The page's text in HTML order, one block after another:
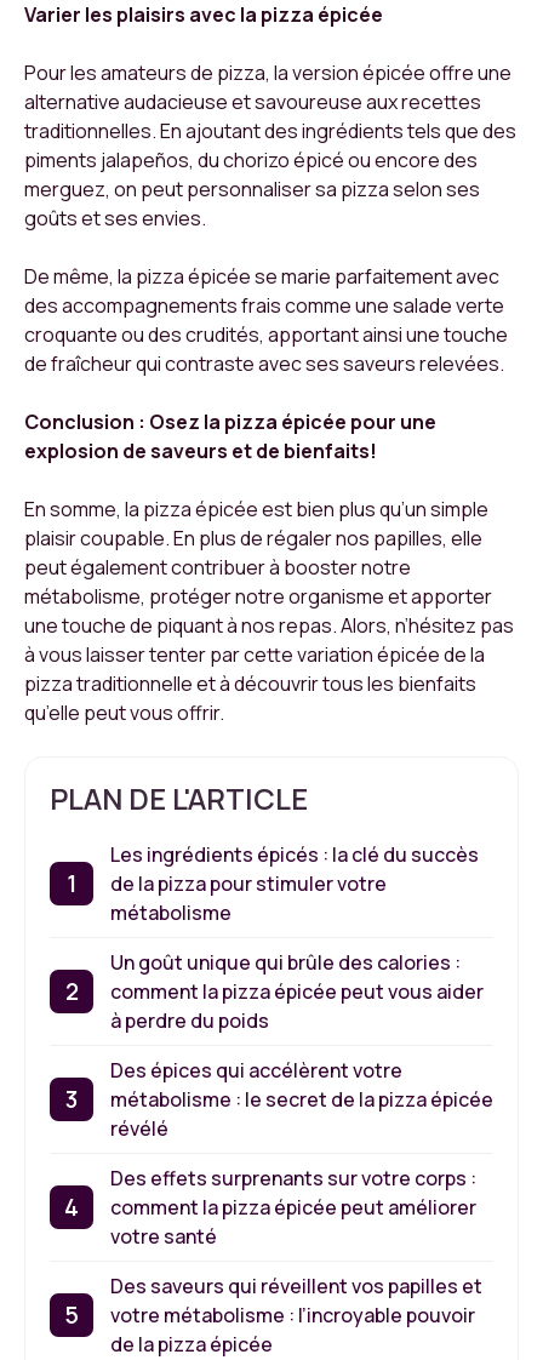
Varier les plaisirs avec la pizza épicée
Pour les amateurs de pizza, la version épicée offre une
alternative audacieuse et savoureuse aux recettes
traditionnelles. En ajoutant des ingrédients tels que des
piments jalapeños, du chorizo épicé ou encore des
merguez, on peut personnaliser sa pizza selon ses
goûts et ses envies.
De même, la pizza épicée se marie parfaitement avec
des accompagnements frais comme une salade verte
croquante ou des crudités, apportant ainsi une touche
de fraîcheur qui contraste avec ses saveurs relevées.
Conclusion : Osez la pizza épicée pour une
explosion de saveurs et de bienfaits!
En somme, la pizza épicée est bien plus qu’un simple
plaisir coupable. En plus de régaler nos papilles, elle
peut également contribuer à booster notre
métabolisme, protéger notre organisme et apporter
une touche de piquant à nos repas. Alors, n’hésitez pas
à vous laisser tenter par cette variation épicée de la
pizza traditionnelle et à découvrir tous les bienfaits
qu’elle peut vous offrir.
PLAN DE L'ARTICLE
Les ingrédients épicés : la clé du succès
de la pizza pour stimuler votre
métabolisme
Un goût unique qui brûle des calories :
comment la pizza épicée peut vous aider
à perdre du poids
Des épices qui accélèrent votre
métabolisme : le secret de la pizza épicée
révélé
Des effets surprenants sur votre corps :
comment la pizza épicée peut améliorer
votre santé
Des saveurs qui réveillent vos papilles et
votre métabolisme : l’incroyable pouvoir
de la pizza épicée